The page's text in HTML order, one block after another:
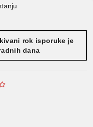
rok isporuke je
dana